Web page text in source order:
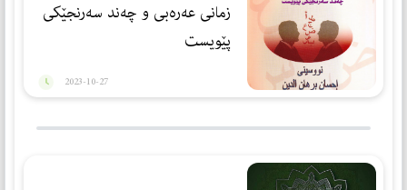
زمانی عەرەبی و چەند سەرنجێكی
پێویست
2023-10-27